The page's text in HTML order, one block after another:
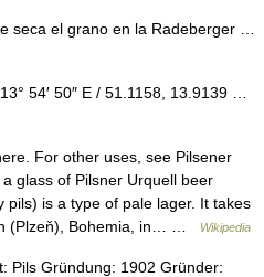
seca el grano en la Radeberger …
54′ 50″ E / 51.1158, 13.9139 …
For other uses, see Pilsener
glass of Pilsner Urquell beer
pils) is a type of pale lager. It takes
(Plzeň), Bohemia, in… …
Wikipedia
Gründung: 1902 Gründer: